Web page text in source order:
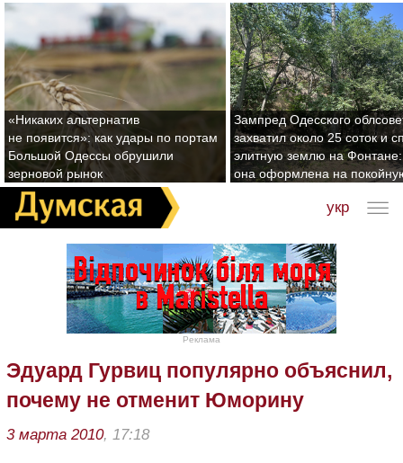
«Никаких альтернатив
не появится»: как удары по портам
Большой Одессы обрушили
зерновой рынок
Зампред Одесского
захватил около 25 соток и
элитную землю на Фонтане:
она оформлена на
укр
Реклама
Эдуард Гурвиц популярно объяснил,
почему не отменит Юморину
3 марта 2010, 17:18